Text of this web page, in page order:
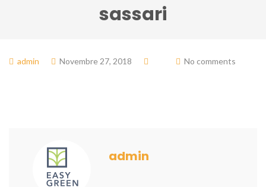
sassari
admin Novembre 27, 2018 No comments
admin